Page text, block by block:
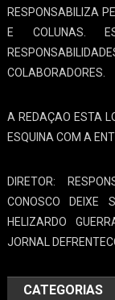
RESPONSABILIZA
E COLUNAS.
COLABORADORES.
A REDAÇAO ESTA
ESQUINA COM A
DIRETOR:
CONOSCO DEIXE
HELIZARDO
JORNAL
CATEGORIAS